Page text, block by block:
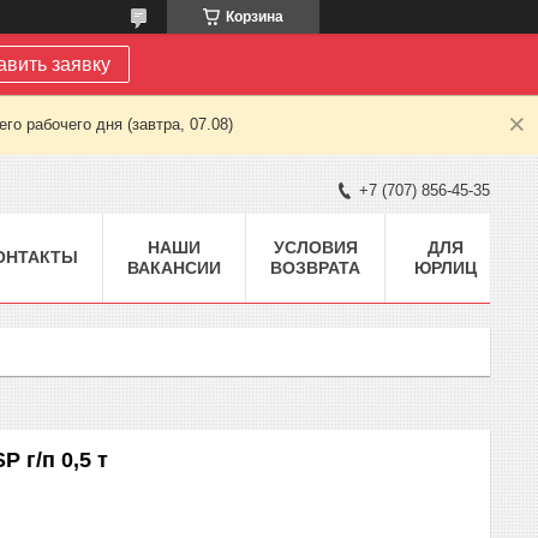
Корзина
заявку
рабочего дня (завтра, 07.08)
+7 (707) 856-45-35
НАШИ
ВАКАНСИИ
УСЛОВИЯ
ВОЗВРАТА
ДЛЯ
ЮРЛИЦ
г/п 0,5 т